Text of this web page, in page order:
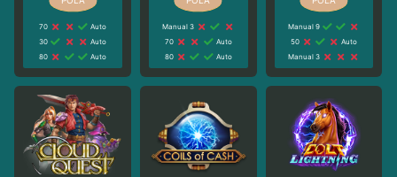
70
Auto
30
Auto
80
Auto
Manual 3
70
Auto
80
Auto
Manual 9
50
Auto
Manual 3